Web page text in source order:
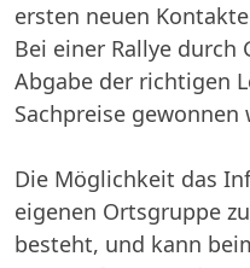
ersten neuen
Bei einer Rallye durch
Abgabe der richtigen
Sachpreise gewonnen
Die Möglichkeit das
eigenen Ortsgruppe
besteht, und kann